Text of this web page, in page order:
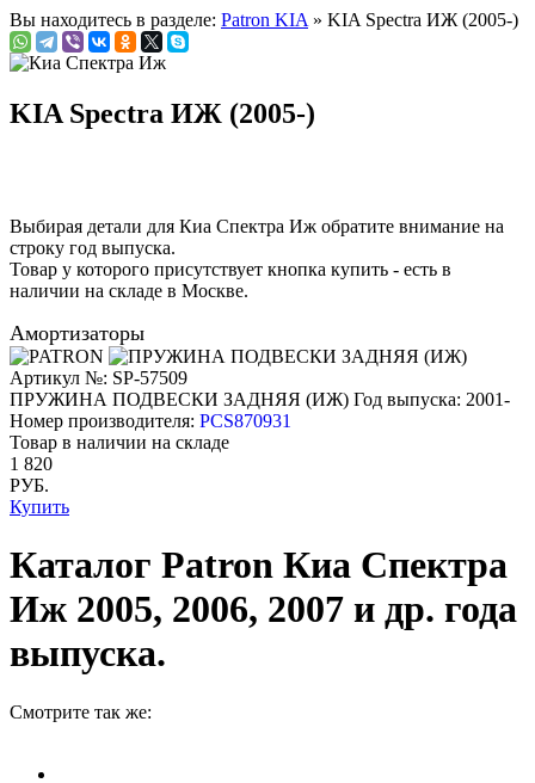
Вы находитесь в разделе: Patron KIA » KIA Spectra ИЖ (2005-)
KIA Spectra ИЖ (2005-)
Выбирая детали для Киа Спектра Иж обратите внимание на
строку год выпуска.
Товар у которого присутствует кнопка купить - есть в
наличии на складе в Москве.
Амортизаторы
Артикул №: SP-57509
ПРУЖИНА ПОДВЕСКИ ЗАДНЯЯ (ИЖ) Год выпуска: 2001-
Номер производителя: PCS870931
Товар в наличии на складе
1 820
РУБ.
Купить
Каталог Patron Киа Спектра
Иж 2005, 2006, 2007 и др. года
выпуска.
Смотрите так же: